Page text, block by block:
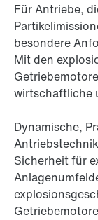
Für Antriebe,
besondere
Mit den
wirtschaftliche
Dynamische,
Sicherheit für